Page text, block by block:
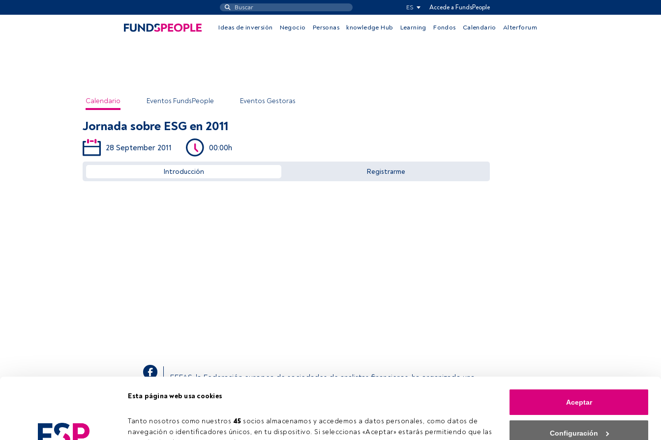
Esta página web usa cookies
Tanto nosotros como nuestros 45 socios almacenamos y accedemos a datos personales, como datos de
navegación o identificadores únicos, en tu dispositivo. Si seleccionas «Aceptar» estarás permitiendo que las
Aceptar
Configuración
ES Accede a FundsPeople
Ideas de inversión Negocio Personas knowledge Hub Learning Fondos Calendario Alterforum
Calendario Eventos FundsPeople Eventos Gestoras
Jornada sobre ESG en 2011
28 September 2011 00:00h
Introducción Registrarme
EFFAS, la Federación europea de sociedades de analistas financieros, ha organizado una
gobernabildiad en las empresas y los avances de esta tendencia. La conferencia, titulada
in ESG mainstreaming", tendrá lugar el miércoles 28 de septiembre en la Bolsa de Madrid.